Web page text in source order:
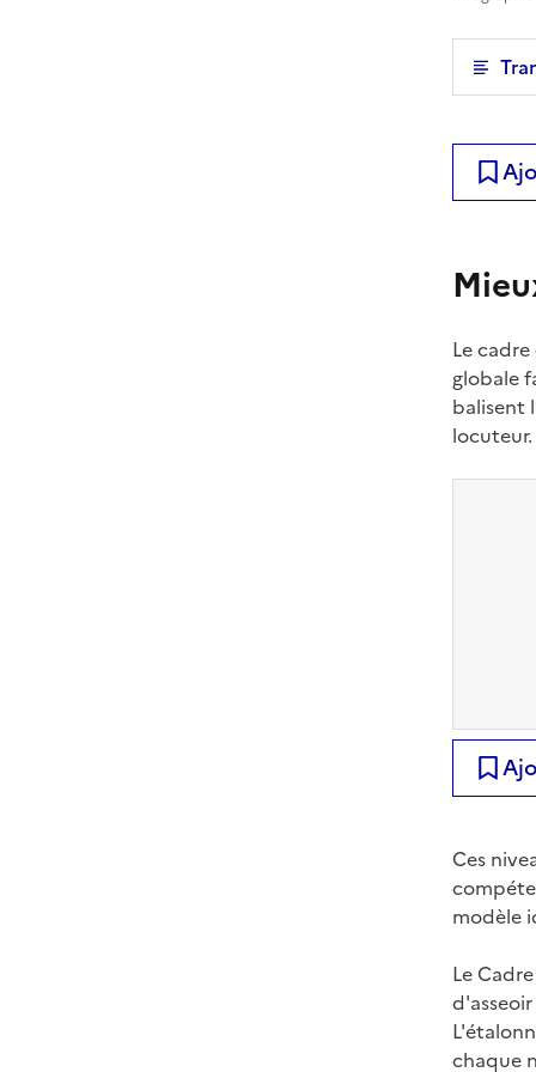
Le
globale
balisent
locuteur.
Ces
modèle
Le
chaque